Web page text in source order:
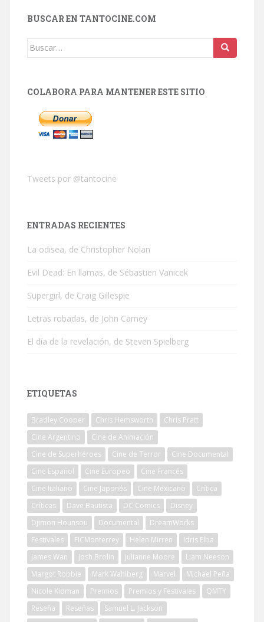
BUSCAR EN TANTOCINE.COM
Buscar:
COLABORA PARA MANTENER ESTE SITIO
Tweets por @tantocine
ENTRADAS RECIENTES
La odisea, de Christopher Nolan
Evil Dead: En llamas, de Sébastien Vanicek
Supergirl, de Craig Gillespie
Letras robadas, de John Carney
El día de la revelación, de Steven Spielberg
ETIQUETAS
Bradley Cooper Chris Hemsworth
Chris Pratt
Cine Argentino
Cine de Animación
Cine de Superhéroes
Cine de Terror
Cine Documental
Cine Español
Cine Europeo
Cine Francés
Cine Italiano
Cine Japonés Cine Mexicano
Crítica
Críticas
Dave Bautista DC Comics
Disney
Djimon Hounsou
Documental
DreamWorks
Festivales
FICMonterrey Helen Mirren
Idris Elba
James Wan
Josh Brolin Julianne Moore
Liam Neeson
Margot Robbie
Mark Wahlberg Marvel
Michael Peña
Nicole Kidman
Premios Premios y Festivales
QMTY
Reseña
Reseñas
Samuel L. Jackson